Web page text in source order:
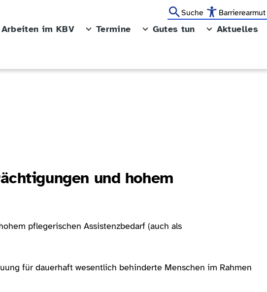
Suche Barrierearmut
Arbeiten im KBV Termine Gutes tun Aktuelles
und hohem
pflegerischen Assistenzbedarf (auch als
für dauerhaft wesentlich behinderte Menschen im Rahmen